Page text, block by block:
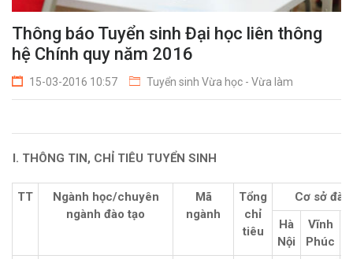
Thông báo Tuyển sinh Đại học liên thông
hệ Chính quy năm 2016
15-03-2016 10:57 Tuyển sinh Vừa học - Vừa làm
I. THÔNG TIN, CHỈ TIÊU TUYỂN SINH
TT
Ngành học/chuyên
ngành đào tạo
Mã
ngành
Tổng
chỉ
tiêu
Cơ sở
Hà
Nội
Vĩnh
Phúc